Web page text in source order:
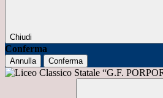
Chiudi
Conferma
Annulla Conferma